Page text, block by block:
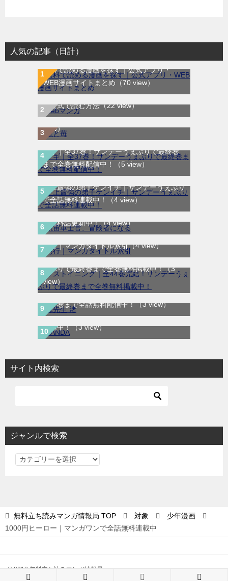
人気の記事（日計）
無料で読める漫画を探す｜公式アプリ・
WEB漫画サイトまとめ （70 view）
WEB漫画サイト一覧｜ブラウザで無料漫画
を公式で読む方法（22 view）
龍と苺｜最新刊第4巻！全巻無料で読める公
式マンガアプリ＿サンデーうぇぶり（8
view）
マギ｜全37巻！サンデーうぇぶりで最終巻
まで全巻無料配信中！
（5 view）
史上最強の弟子ケンイチ｜サンデーうぇぶり
で全話無料連載中！
（4 view）
航宙軍士官、冒険者になる｜最新刊第6巻！
第5巻まで無料で読めるマンガアプリ！※順
次無料話更新中！（4 view）
あ行｜マンガタイトル索引（4 view）
ラストイニング｜全44巻完結！サンデーう
ぇぶりで最終巻まで全巻無料掲載中！（3
view）
妹先生 渚｜全5巻完結！サンデーうぇぶりで
最終巻まで全話無料配信中！（3 view）
SANDA｜最新刊第3巻！マンガBANGで無料
配信中！（3 view）
サイト内検索
ジャンルで検索
ジ
検
無料立ち読みマンガ情報局 TOP 対象
少年漫画
1000円ヒーロー｜マンガワンで全話無料連載中
© 2018 無料立ち読みマンガ情報局